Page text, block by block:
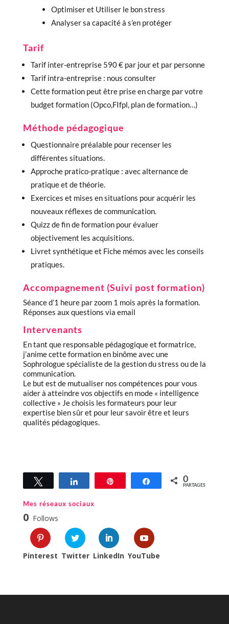
Optimiser et Utiliser le bon stress
Analyser sa capacité à s’en protéger
Tarif
Tarif inter-entreprise 590 € par jour et par personne
Tarif intra-entreprise : nous consulter
Cette formation peut être prise en charge par votre
budget formation (Opco,FIfpl, plan de formation…)
Méthode pédagogique
Questionnaire préalable pour recenser les
différentes situations.
Approche pratico-pratique : avec alternance de
pratique et de théorie.
Exercices et mises en situations pour acquérir les
nouveaux réflexes de communication.
Quizz de fin de formation pour évaluer
objectivement les acquisitions.
Livret synthétique et Fiche mémos avec les conseils
pratiques.
Accompagnement (Suivi post formation)
Séance d’1 heure par zoom 1 mois après la formation.
Réponses aux questions via email
Intervenants
En tant que responsable pédagogique et formatrice,
j’anime cette formation en binôme avec une
Sophrologue spécialiste de la gestion du stress ou de la
communication.
Le but est de mutualiser nos compétences pour vous
aider à atteindre vos objectifs en mode « intelligence
collective » Je choisis les formateurs pour leur
expertise bien sûr et pour leur savoir être et leurs
qualités pédagogiques.
Tweetez Partagez Épingle Partagez0
PARTAGES
Mes réseaux sociaux
0 Follows
Pinterest Twitter LinkedIn YouTube